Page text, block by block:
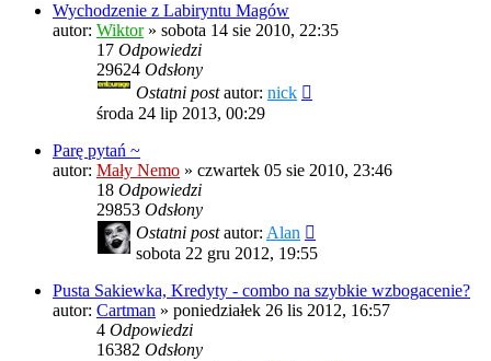
Wychodzenie z Labiryntu Magów
autor: Wiktor» sobota 14 sie 2010, 22:35
17 Odpowiedzi
29624 Odsłony
Ostatni postautor: nick
środa 24 lip 2013, 00:29
Parę pytań ~
autor: Mały Nemo » czwartek 05 sie 2010, 23:46
18 Odpowiedzi
29853 Odsłony
Ostatni postautor: Alan
sobota 22 gru 2012, 19:55
Pusta Sakiewka, Kredyty - combo na szybkie wzbogacenie?
autor: Cartman » poniedziałek 26 lis 2012, 16:57
4 Odpowiedzi
16382 Odsłony